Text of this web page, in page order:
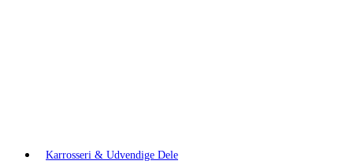
Karrosseri & Udvendige Dele